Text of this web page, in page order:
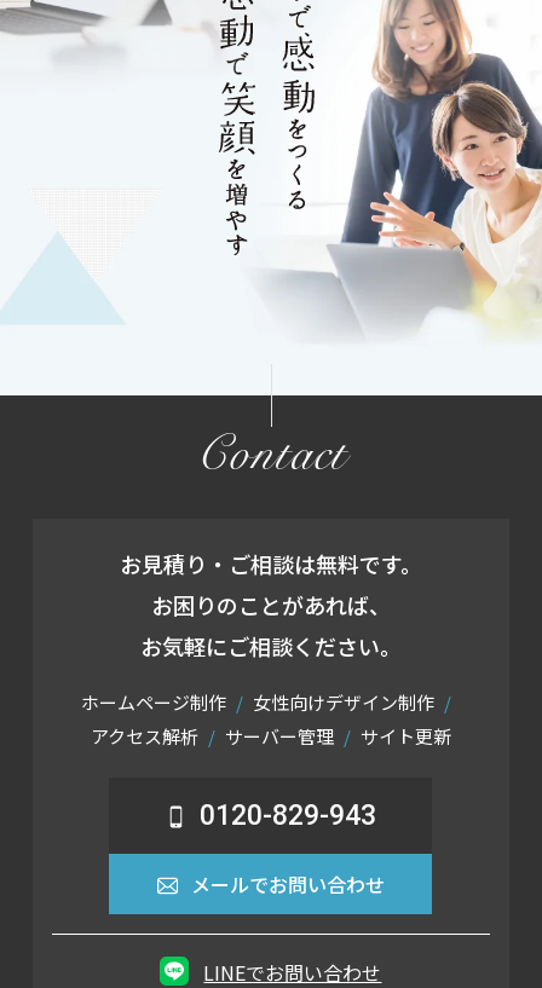
Contact
お見積り・ご相談は無料です。
お困りのことがあれば、
お気軽にご相談ください。
ホームページ制作
女性向けデザイン制作
アクセス解析
サーバー管理 サイト更新
0120-829-943
メールでお問い合わせ
LINEでお問い合わせ